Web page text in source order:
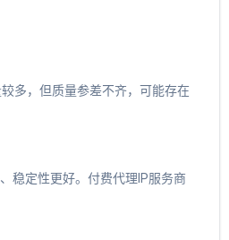
多，但质量参差不齐，可能存在
稳定性更好。付费代理IP服务商